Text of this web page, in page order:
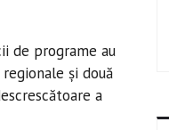
de programe au
şi două
a